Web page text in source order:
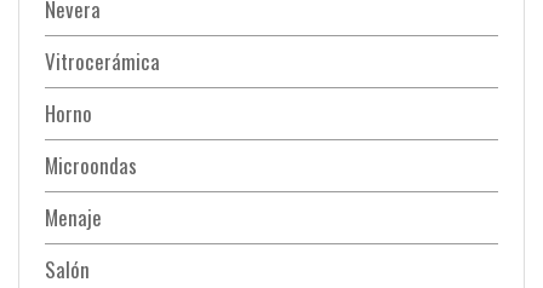
Nevera
Vitrocerámica
Horno
Microondas
Menaje
Salón